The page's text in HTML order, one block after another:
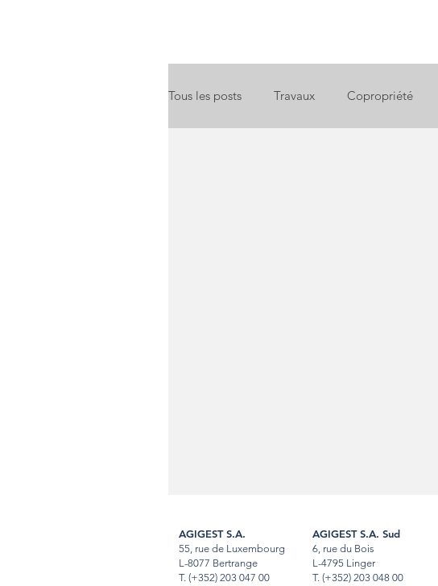
Tous les posts Travaux Copropriété
AGIGEST S.A.
55, rue de Luxembourg
L-8077 Bertrange
T. (+352) 203 047 00
AGIGEST S.A. Sud
6, rue du Bois
L-4795 Linger
T. (+352) 203 048 00